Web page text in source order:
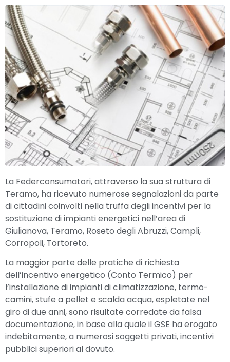
La Federconsumatori, attraverso la sua struttura di
Teramo, ha ricevuto numerose segnalazioni da parte
di cittadini coinvolti nella truffa degli incentivi per la
sostituzione di impianti energetici nell’area di
Giulianova, Teramo, Roseto degli Abruzzi, Campli,
Corropoli, Tortoreto.
La maggior parte delle pratiche di richiesta
dell’incentivo energetico (Conto Termico) per
l’installazione di impianti di climatizzazione, termo-
camini, stufe a pellet e scalda acqua, espletate nel
giro di due anni, sono risultate corredate da falsa
documentazione, in base alla quale il GSE ha erogato
indebitamente, a numerosi soggetti privati, incentivi
pubblici superiori al dovuto.